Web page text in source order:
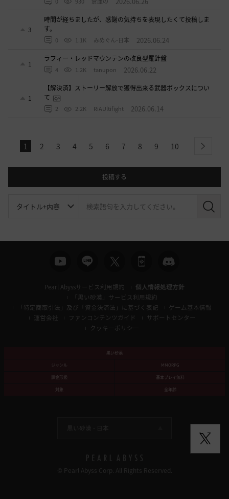
3
時間が経ちましたが、感謝の気持ちを表現したくて投稿しま
す。
0 1.1K みめぐん-日本 2026.06.24
1
ラフィー・レッドマウンテンの改良型羅針盤
4 1.2K tanupon 2026.06.22
1
【解決済】ストーリー解放で獲得出来る武器ボックスについ
て
2 2.2K RiAUltifight 2026.06.14
1 2 3 4 5 6 7 8 9 10 next
投稿する
検
Pearl Abyssサービス利用規約
個人情報処理方針
「黒い砂漠」サービス利用規約
「特定商取引法」及び「資金決済法」に基づく表記
ゲーム基本情報
運営会社
ファンコンテンツガイド
サポートセンター
クッキーポリシー
黒い砂漠
ジャンル
MMORPG
課金形態
基本プレイ無料
対象
全年齢
黒い砂漠 - 日本
© Pearl Abyss Corp. All Rights Reserved.